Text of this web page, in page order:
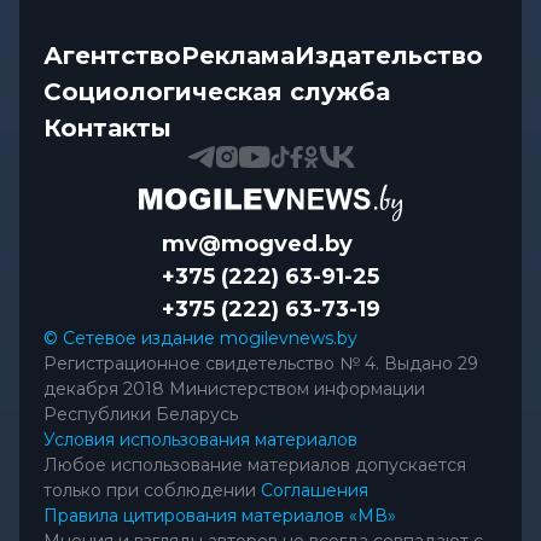
АгентствоРекламаИздательство
Социологическая служба
Контакты
mv@mogved.by
+375 (222) 63-91-25
+375 (222) 63-73-19
© Сетевое издание mogilevnews.by
Регистрационное свидетельство № 4. Выдано 29
декабря 2018 Министерством информации
Республики Беларусь
Условия использования материалов
Любое использование материалов допускается
только при соблюдении Соглашения
Правила цитирования материалов «МВ»